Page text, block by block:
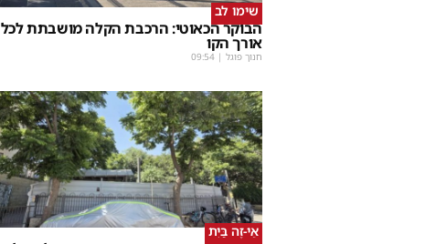
שימו לב
הבוקר הכאוטי: הרכבת הקלה מושבתת לכל
אורך הקו
חנוך פוגל |
09:54
אֵי-זֶה בַּיִת